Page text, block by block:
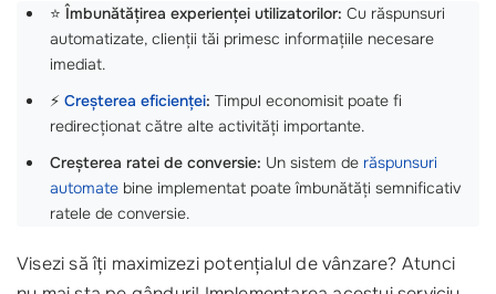
⭐Îmbunătățirea experienței utilizatorilor: Cu răspunsuri
automatizate, clienții tăi primesc informațiile necesare
imediat.
⚡ Creșterea eficienței: Timpul economisit poate fi
redirecționat către alte activități importante.
Creșterea ratei de conversie: Un sistem de răspunsuri
automate bine implementat poate îmbunătăți semnificativ
ratele de conversie.
Visezi să îți maximizezi potențialul de vânzare? Atunci